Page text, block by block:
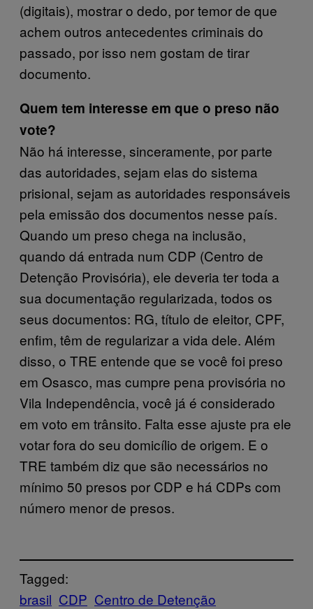
(digitais), mostrar o dedo, por temor de que
achem outros antecedentes criminais do
passado, por isso nem gostam de tirar
documento.
Quem tem interesse em que o preso não
vote?
Não há interesse, sinceramente, por parte
das autoridades, sejam elas do sistema
prisional, sejam as autoridades responsáveis
pela emissão dos documentos nesse país.
Quando um preso chega na inclusão,
quando dá entrada num CDP (Centro de
Detenção Provisória), ele deveria ter toda a
sua documentação regularizada, todos os
seus documentos: RG, título de eleitor, CPF,
enfim, têm de regularizar a vida dele. Além
disso, o TRE entende que se você foi preso
em Osasco, mas cumpre pena provisória no
Vila Independência, você já é considerado
em voto em trânsito. Falta esse ajuste pra ele
votar fora do seu domicílio de origem. E o
TRE também diz que são necessários no
mínimo 50 presos por CDP e há CDPs com
número menor de presos.
Tagged:
brasil CDP Centro de Detenção